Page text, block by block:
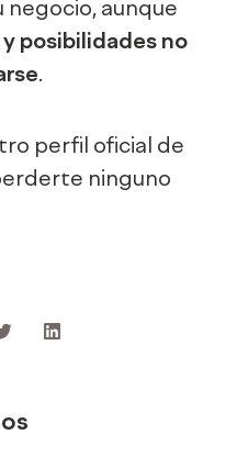
aunque
posibilidades no
.
perfil oficial de
ninguno